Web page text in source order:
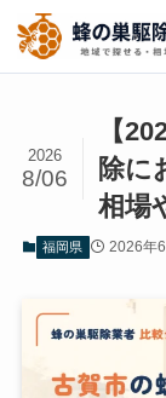
【
除に
相場
2026
8/06
福岡県 2026年